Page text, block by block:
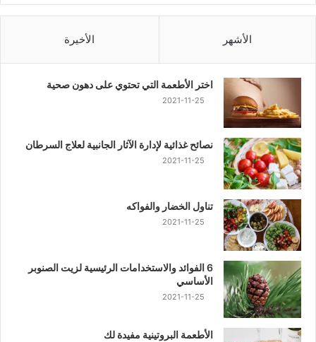
الأشهر الأخيرة
اختر الأطعمة التي تحتوي على دهون صحية
2021-11-25
نصائح غذائية لإدارة الآثار الجانبية لعلاج السرطان
2021-11-25
تناول الخضار والفواكه
2021-11-25
6 الفوائد والاستخدامات الرئيسية لزيت الصنوبر
الأساسي
2021-11-25
الأطعمة البروتينية مفيدة لك